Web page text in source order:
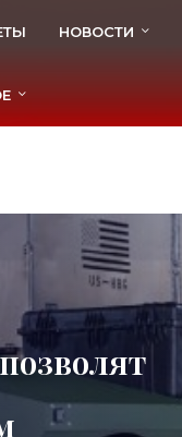
НОВОСТИ